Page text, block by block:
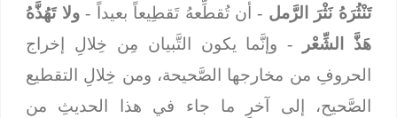
تَنْثُرَهُ نَثْرَ الرَّمل- أن تُقطِّعهُ تَقطِيعاً بعيداً -ولا تَهُذَّهُ
هَذَّ الشِّعْر- وإنَّما يكون التَّبيان مِن خِلالِ إخراج
الحروفِ من مخارجها الصَّحيحة، ومن خِلالِ التقطيع
الصَّحيح، إلى آخرِ ما جاء في هذا الحديثِ من